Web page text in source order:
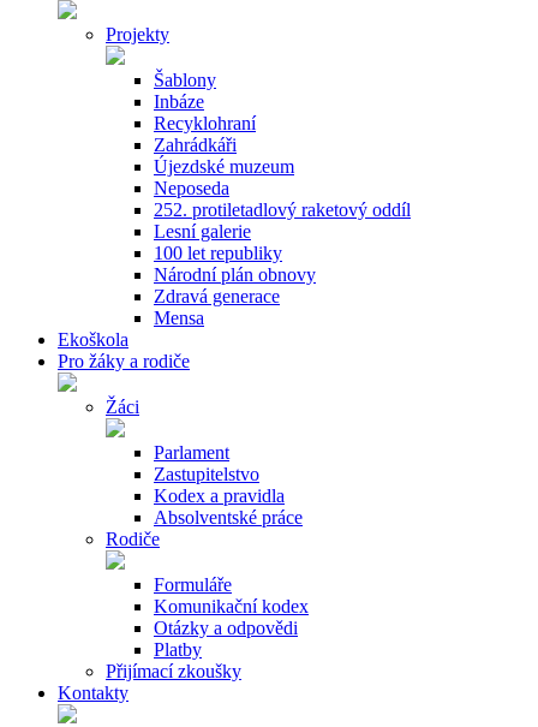
Projekty
Šablony
Inbáze
Recyklohraní
Zahrádkáři
Újezdské muzeum
Neposeda
252. protiletadlový raketový oddíl
Lesní galerie
100 let republiky
Národní plán obnovy
Zdravá generace
Mensa
Ekoškola
Pro žáky a rodiče
Žáci
Parlament
Zastupitelstvo
Kodex a pravidla
Absolventské práce
Rodiče
Formuláře
Komunikační kodex
Otázky a odpovědi
Platby
Přijímací zkoušky
Kontakty